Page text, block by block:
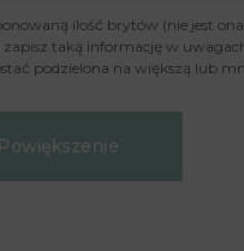
ilość brytów (nie jest ona
taką informację w
podzielona na większą lub
Powiększenie